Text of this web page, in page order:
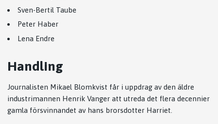
Sven-Bertil Taube
Peter Haber
Lena Endre
Handling
Journalisten Mikael Blomkvist får i uppdrag av den äldre
industrimannen Henrik Vanger att utreda det flera decennier
gamla försvinnandet av hans brorsdotter Harriet.